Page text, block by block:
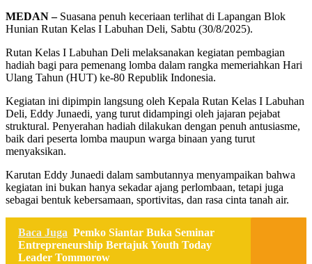
MEDAN – Suasana penuh keceriaan terlihat di Lapangan Blok
Hunian Rutan Kelas I Labuhan Deli, Sabtu (30/8/2025).
Rutan Kelas I Labuhan Deli melaksanakan kegiatan pembagian
hadiah bagi para pemenang lomba dalam rangka memeriahkan Hari
Ulang Tahun (HUT) ke-80 Republik Indonesia.
Kegiatan ini dipimpin langsung oleh Kepala Rutan Kelas I Labuhan
Deli, Eddy Junaedi, yang turut didampingi oleh jajaran pejabat
struktural. Penyerahan hadiah dilakukan dengan penuh antusiasme,
baik dari peserta lomba maupun warga binaan yang turut
menyaksikan.
Karutan Eddy Junaedi dalam sambutannya menyampaikan bahwa
kegiatan ini bukan hanya sekadar ajang perlombaan, tetapi juga
sebagai bentuk kebersamaan, sportivitas, dan rasa cinta tanah air.
Baca Juga Pemko Siantar Buka Seminar
Entrepreneurship Bertajuk Youth Today
Leader Tommorow